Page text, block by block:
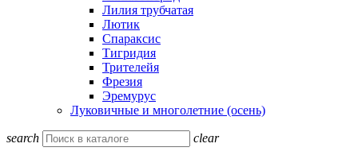
Лилия трубчатая
Лютик
Спараксис
Тигридия
Трителейя
Фрезия
Эремурус
Луковичные и многолетние (осень)
search clear